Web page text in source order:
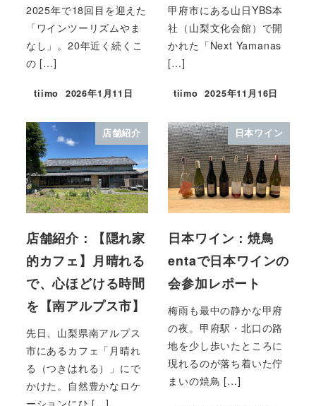
2025年で18回目を迎えた
「ワインツーリズムやま
なし」。20年近く続くこ
の […]
tiimo 2026年1月11日
甲府市にある山日YBS本
社（山梨文化会館）で開
かれた「Next Yamanas
[…]
tiimo 2025年11月16日
店舗紹介
店舗紹介：【隠れ家
的カフェ】月晴れる
で、心ほどける時間
を【南アルプス市】
先日、山梨県南アルプス
市にあるカフェ「月晴れ
る（つきはれる）」にで
かけた。自然豊かなロケ
ーションにひ […]
日本ワイン
日本ワイン：焼鳥
entaで日本ワインの
会参加レポート
梅雨も最中の静かな甲府
の夜。甲府駅・北口の路
地を少し歩いたところに
現れるのが落ち着いた佇
まいの焼鳥 […]